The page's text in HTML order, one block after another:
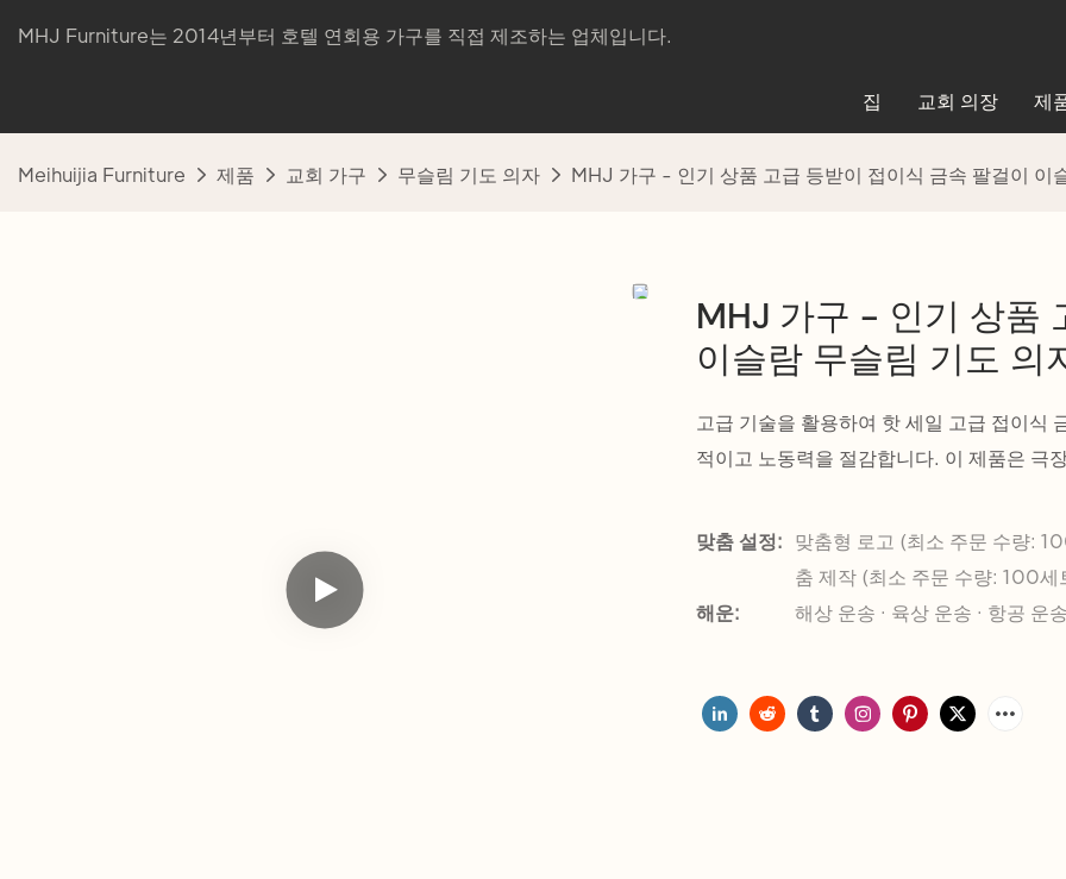
MHJ Furniture는 2014년부터 호텔 연회용 가구를 직접 제조하는 업체입니다.
집 교회 의장 제
Meihuijia Furniture 제품 교회 가구 무슬림 기도 의자 MHJ 가구 - 인기 상품 고급 등받이 접이식 금속 팔걸이 이
MHJ 가구 - 인기 상품
이슬람 무슬림 기도 의
고급 기술을 활용하여 핫 세일 고급 접이식
적이고 노동력을 절감합니다. 이 제품은 극
맞춤 설정: 맞춤형 로고 (최소 주문 수량:
춤 제작 (최소 주문 수량: 100세
해운:
해상 운송 · 육상 운송 · 항공 운송